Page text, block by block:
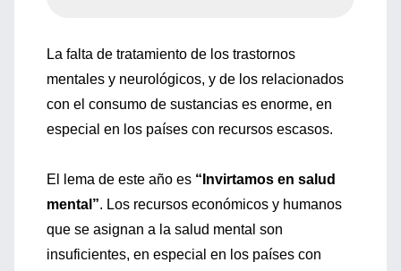
La falta de tratamiento de los trastornos
mentales y neurológicos, y de los relacionados
con el consumo de sustancias es enorme, en
especial en los países con recursos escasos.
El lema de este año es “Invirtamos en salud
mental”. Los recursos económicos y humanos
que se asignan a la salud mental son
insuficientes, en especial en los países con